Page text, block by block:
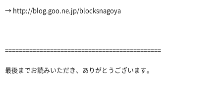
→ http://blog.goo.ne.jp/blocksnagoya
=============================================
最後までお読みいただき、ありがとうございます。